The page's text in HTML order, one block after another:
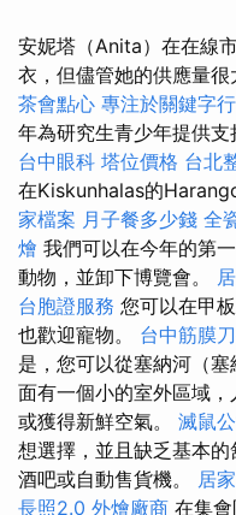
安妮塔（Anita）在在線
衣，但儘管她的供應量很
茶會點心 專注於關鍵字
年為研究生青少年提供支
台中眼科 塔位價格 台北
在Kiskunhalas的
家檔案 月子餐多少錢 全
燴 我們可以在今年的第
動物，並卸下博覽會。
台胞證服務 您可以在甲
也歡迎寵物。 台中筋膜
是，您可以從塞納河（
面有一個小的室外區域
或獲得新鮮空氣。 滅鼠
想選擇，並且缺乏基本的
酒吧或自動售貨機。 居
長照2.0 外燴廠商 在集